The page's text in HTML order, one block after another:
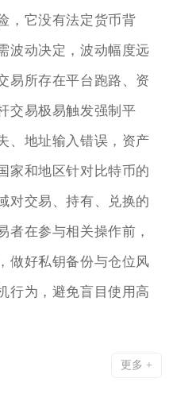
，它没有法定货币背
波动决定，波动幅度远
易所存在平台跑路、资
交易极易触发强制平
、地址输入错误，资产
家和地区针对比特币的
对交易、持有、兑换的
者在参与相关操作前，
做好私钥备份与仓位风
行为，避免盲目使用高
更多 +